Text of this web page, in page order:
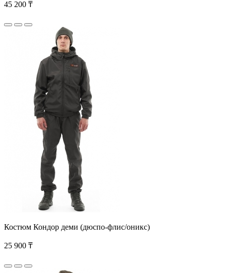
45 200 ₸
Костюм Кондор деми (дюспо-флис/оникс)
25 900 ₸